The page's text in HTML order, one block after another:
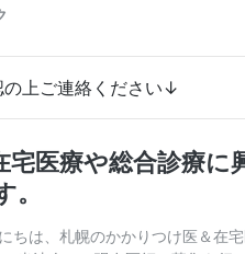
上ご連絡ください↓